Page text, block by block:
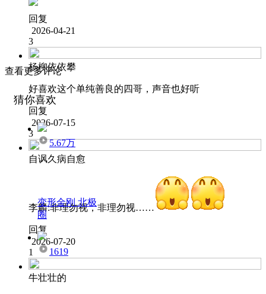
回复
2026-04-21
3
杨柳依依攀
好喜欢这个单纯善良的四哥，声音也好听
回复
2026-07-15
3
自讽久病自愈
李麟:非理勿视，非理勿视……
回复
2026-07-20
1
牛壮壮的
查看更多评论
猜你喜欢
5.67万
变形金刚 北极
圈
1619